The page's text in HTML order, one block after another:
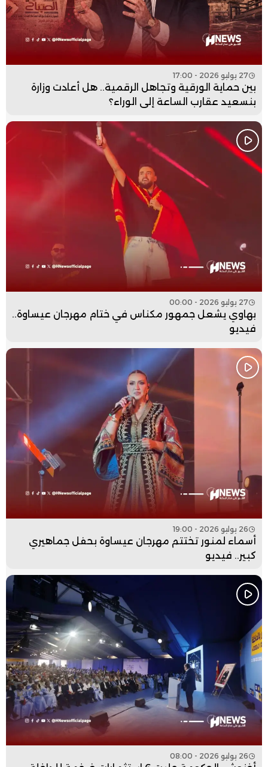
27 يوليو 2026 - 17:00
بين حماية الورقية وتجاهل الرقمية.. هل أعادت وزارة
بنسعيد عقارب الساعة إلى الوراء؟
27 يوليو 2026 - 00:00
بهاوي يشعل جمهور مكناس في ختام مهرجان عيساوة..
فيديو
26 يوليو 2026 - 19:00
أسماء لمنور تختتم مهرجان عيساوة بحفل جماهيري
كبير.. فيديو
26 يوليو 2026 - 08:00